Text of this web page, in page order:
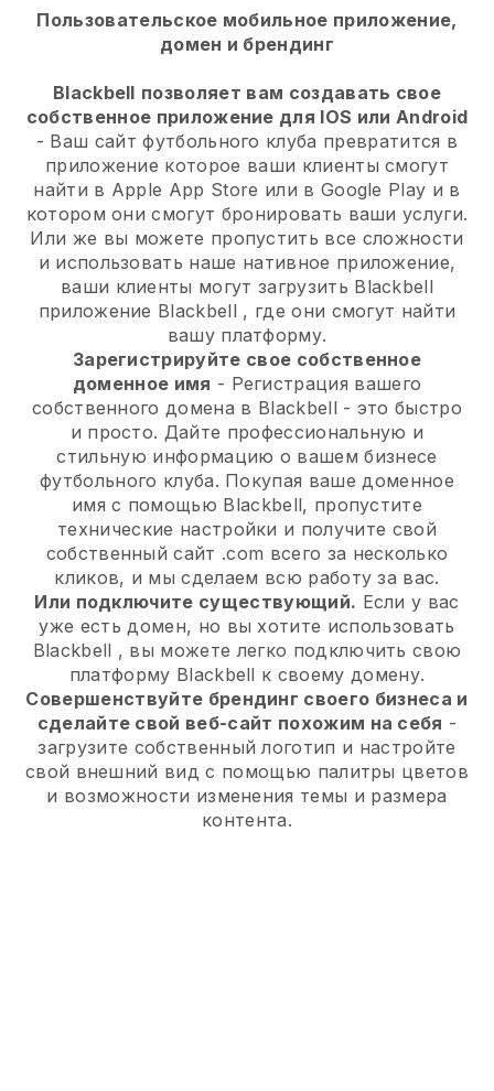
Пользовательское мобильное приложение,
домен и брендинг
Blackbell позволяет вам создавать свое
собственное приложение для IOS или Android
- Ваш сайт футбольного клуба превратится в
приложение которое ваши клиенты смогут
найти в Apple App Store или в Google Play и в
котором они смогут бронировать ваши услуги.
Или же вы можете пропустить все сложности
и использовать наше нативное приложение,
ваши клиенты могут загрузить Blackbell
приложение Blackbell , где они смогут найти
вашу платформу.
Зарегистрируйте свое собственное
доменное имя - Регистрация вашего
собственного домена в Blackbell - это быстро
и просто. Дайте профессиональную и
стильную информацию о вашем бизнесе
футбольного клуба. Покупая ваше доменное
имя с помощью Blackbell, пропустите
технические настройки и получите свой
собственный сайт .com всего за несколько
кликов, и мы сделаем всю работу за вас.
Или подключите существующий. Если у вас
уже есть домен, но вы хотите использовать
Blackbell , вы можете легко подключить свою
платформу Blackbell к своему домену.
Совершенствуйте брендинг своего бизнеса и
сделайте свой веб-сайт похожим на себя -
загрузите собственный логотип и настройте
свой внешний вид с помощью палитры цветов
и возможности изменения темы и размера
контента.